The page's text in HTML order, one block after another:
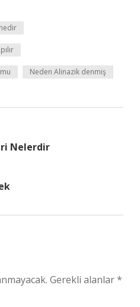
Neden Alinazik denmiş
Nelerdir
Gerekli alanlar*